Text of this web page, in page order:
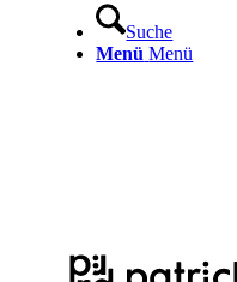
Suche
Menü Menü